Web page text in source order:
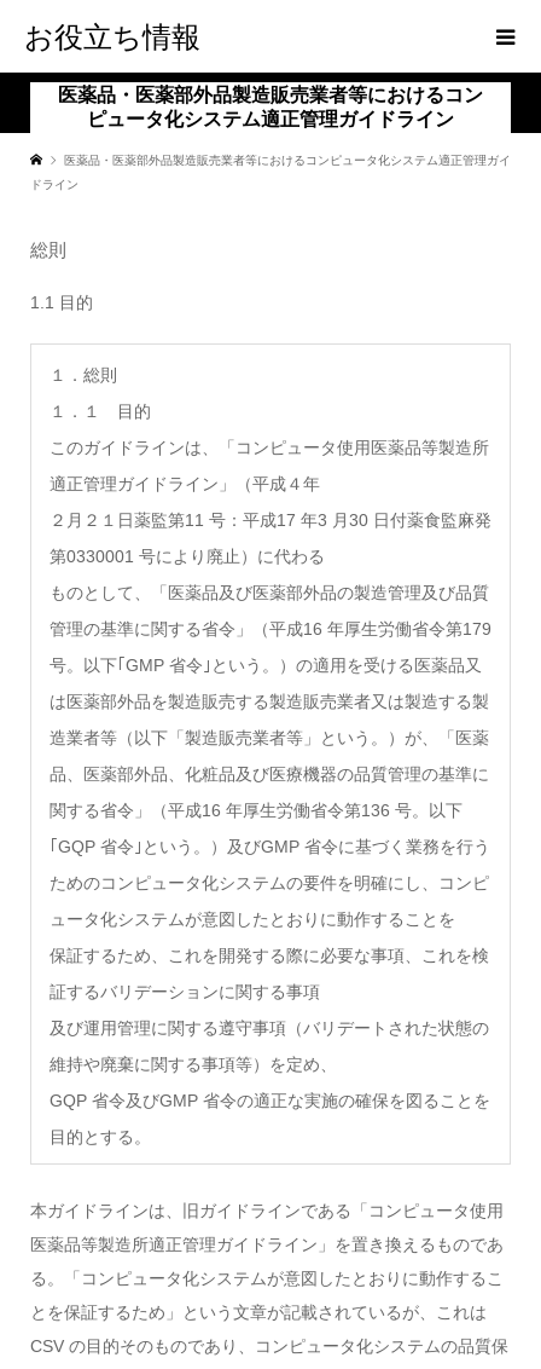
お役立ち情報
医薬品・医薬部外品製造販売業者等におけるコン
ピュータ化システム適正管理ガイドライン
医薬品・医薬部外品製造販売業者等におけるコンピュータ化システム適正管理ガイ
ドライン
総則
1.1 目的
１．総則
１．１ 目的
このガイドラインは、「コンピュータ使用医薬品等製造所
適正管理ガイドライン」（平成４年
２月２１日薬監第11 号：平成17 年3 月30 日付薬食監麻発
第0330001 号により廃止）に代わる
ものとして、「医薬品及び医薬部外品の製造管理及び品質
管理の基準に関する省令」（平成16 年厚生労働省令第179
号。以下｢GMP 省令｣という。）の適用を受ける医薬品又
は医薬部外品を製造販売する製造販売業者又は製造する製
造業者等（以下「製造販売業者等」という。）が、「医薬
品、医薬部外品、化粧品及び医療機器の品質管理の基準に
関する省令」（平成16 年厚生労働省令第136 号。以下
｢GQP 省令｣という。）及びGMP 省令に基づく業務を行う
ためのコンピュータ化システムの要件を明確にし、コンピ
ュータ化システムが意図したとおりに動作することを
保証するため、これを開発する際に必要な事項、これを検
証するバリデーションに関する事項
及び運用管理に関する遵守事項（バリデートされた状態の
維持や廃棄に関する事項等）を定め、
GQP 省令及びGMP 省令の適正な実施の確保を図ることを
目的とする。
本ガイドラインは、旧ガイドラインである「コンピュータ使用
医薬品等製造所適正管理ガイドライン」を置き換えるものであ
る。「コンピュータ化システムが意図したとおりに動作するこ
とを保証するため」という文章が記載されているが、これは
CSV の目的そのものであり、コンピュータ化システムの品質保